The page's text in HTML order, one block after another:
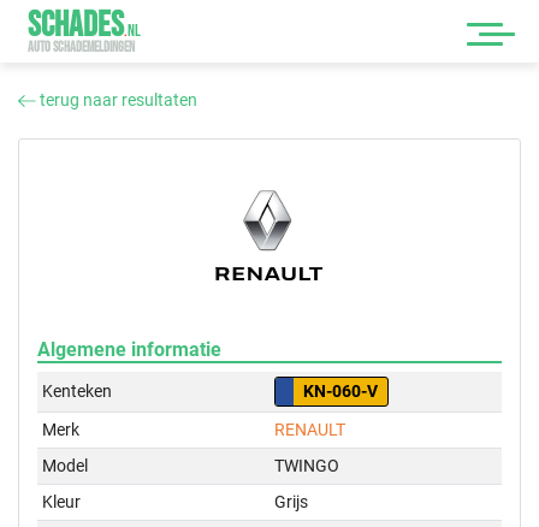
SCHADES.NL
AUTO SCHADEMELDINGEN
terug naar resultaten
Algemene informatie
Kenteken
KN-060-V
Merk
RENAULT
Model
TWINGO
Kleur
Grijs